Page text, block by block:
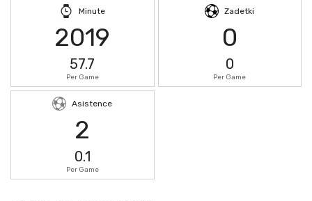
Minute
2019
57.7
Per Game
Zadetki
0
0
Per Game
Asistence
2
0.1
Per Game